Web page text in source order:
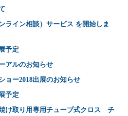
ライン相談）サービス を開始しま
予定
アルのお知らせ
ョー2018出展のお知らせ
予定
け取り用専用チューブ式クロス チ